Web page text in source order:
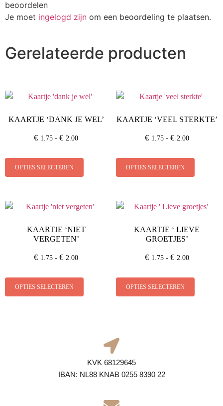
beoordelen
Je moet ingelogd zijn om een beoordeling te plaatsen.
Gerelateerde producten
KAARTJE ‘DANK JE WEL’
€ 1.75 - € 2.00
OPTIES SELECTEREN
KAARTJE ‘VEEL STERKTE’
€ 1.75 - € 2.00
OPTIES SELECTEREN
KAARTJE ‘NIET
VERGETEN’
€ 1.75 - € 2.00
OPTIES SELECTEREN
KAARTJE ‘ LIEVE
GROETJES’
€ 1.75 - € 2.00
OPTIES SELECTEREN
KVK 68129645
IBAN: NL88 KNAB 0255 8390 22